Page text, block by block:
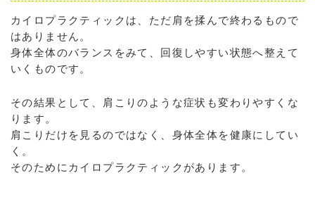
カイロプラクティックは、ただ肩を揉んで終わるもので
はありません。
身体全体のバランスをみて、回復しやすい状態へ整えて
いくものです。
その結果として、肩こりのような症状も変わりやすくな
ります。
肩こりだけを見るのではなく、身体全体を健康にしてい
く。
そのためにカイロプラクティックがあります。